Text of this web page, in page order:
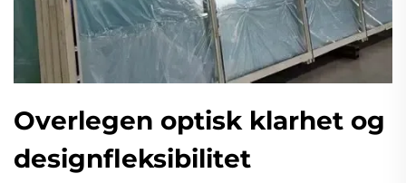
Overlegen optisk klarhet og
designfleksibilitet